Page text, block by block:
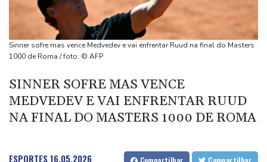
Copom volta a reduzir Selic, a 14%, para conter a inflação
Favorito, Zverev perde em sua estreia contra Griekspoor no
Masters 1000 de Montreal
Filhote de hipopótamo da colônia de Escobar morre após ser
Parte de um foguete da SpaceX colidiu com a Lua, segundo
cientistas
Chega ao fim erupção do Vulcão de Fogo na Guatemala, após
Sinner sofre mas vence Medvedev e vai enfrentar Ruud na final do Masters
1000 de Roma / foto: © AFP
SINNER SOFRE MAS VENCE
MEDVEDEV E VAI ENFRENTAR RUUD
NA FINAL DO MASTERS 1000 DE ROMA
ESPORTES16.05.2026 Compartilhar Compartilhar